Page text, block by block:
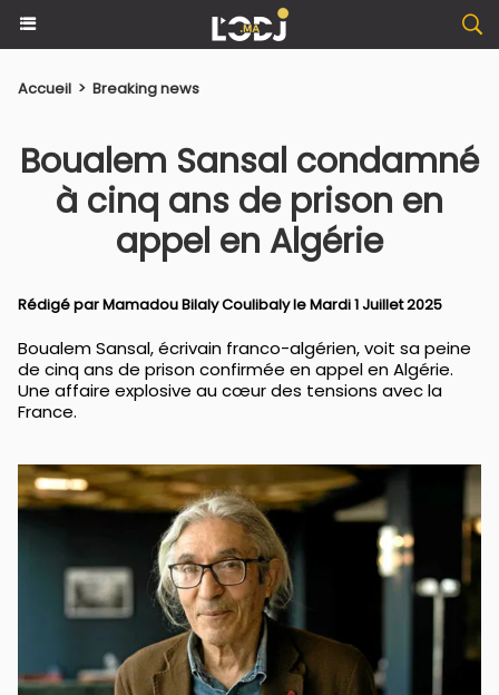
Accueil > Breaking news
Boualem Sansal condamné
à cinq ans de prison en
appel en Algérie
Rédigé parMamadou Bilaly Coulibalyle Mardi 1 Juillet 2025
Boualem Sansal, écrivain franco-algérien, voit sa peine
de cinq ans de prison confirmée en appel en Algérie.
Une affaire explosive au cœur des tensions avec la
France.